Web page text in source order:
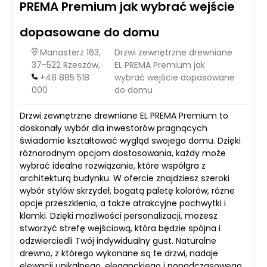
PREMA Premium jak wybrać wejście
dopasowane do domu
Manasterz 163,
37-522 Rzeszów,
+48 885 518
000
Drzwi zewnętrzne drewniane
EL PREMA Premium jak
wybrać wejście dopasowane
do domu
Drzwi zewnętrzne drewniane EL PREMA Premium to
doskonały wybór dla inwestorów pragnących
świadomie kształtować wygląd swojego domu. Dzięki
różnorodnym opcjom dostosowania, każdy może
wybrać idealne rozwiązanie, które współgra z
architekturą budynku. W ofercie znajdziesz szeroki
wybór stylów skrzydeł, bogatą paletę kolorów, różne
opcje przeszklenia, a także atrakcyjne pochwytki i
klamki. Dzięki możliwości personalizacji, możesz
stworzyć strefę wejściową, która będzie spójna i
odzwierciedli Twój indywidualny gust. Naturalne
drewno, z którego wykonane są te drzwi, nadaje